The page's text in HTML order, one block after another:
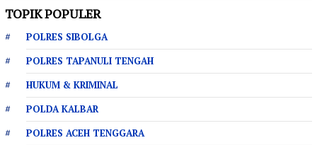
TOPIK POPULER
POLRES SIBOLGA
POLRES TAPANULI TENGAH
HUKUM & KRIMINAL
POLDA KALBAR
POLRES ACEH TENGGARA